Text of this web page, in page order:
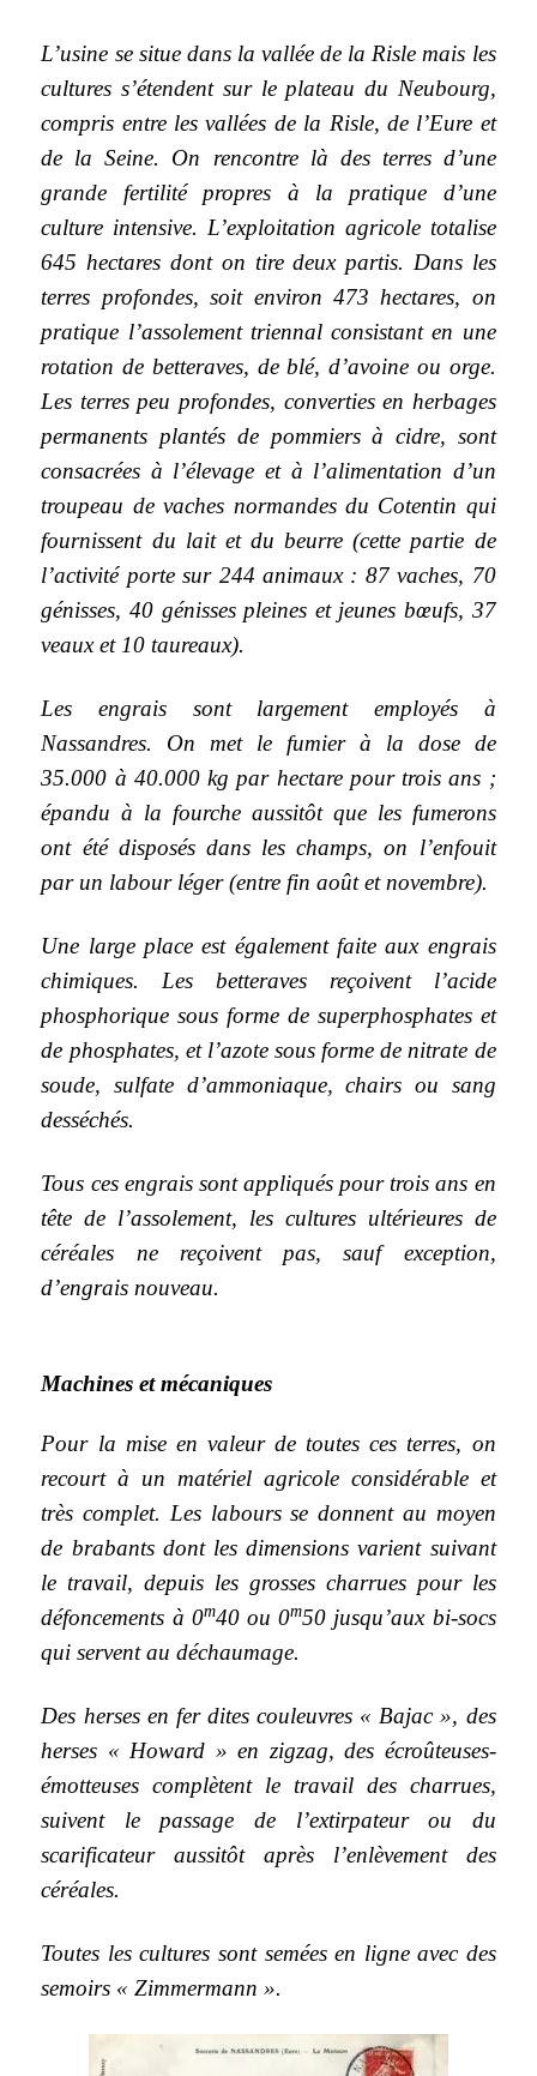
L’usine se situe dans la vallée de la Risle mais les
cultures s’étendent sur le plateau du Neubourg,
compris entre les vallées de la Risle, de l’Eure et
de la Seine. On rencontre là des terres d’une
grande fertilité propres à la pratique d’une
culture intensive. L’exploitation agricole totalise
645 hectares dont on tire deux partis. Dans les
terres profondes, soit environ 473 hectares, on
pratique l’assolement triennal consistant en une
rotation de betteraves, de blé, d’avoine ou orge.
Les terres peu profondes, converties en herbages
permanents plantés de pommiers à cidre, sont
consacrées à l’élevage et à l’alimentation d’un
troupeau de vaches normandes du Cotentin qui
fournissent du lait et du beurre (cette partie de
l’activité porte sur 244 animaux : 87 vaches, 70
génisses, 40 génisses pleines et jeunes bœufs, 37
veaux et 10 taureaux).
Les engrais sont largement employés à
Nassandres. On met le fumier à la dose de
35.000 à 40.000 kg par hectare pour trois ans ;
épandu à la fourche aussitôt que les fumerons
ont été disposés dans les champs, on l’enfouit
par un labour léger (entre fin août et novembre).
Une large place est également faite aux engrais
chimiques. Les betteraves reçoivent l’acide
phosphorique sous forme de superphosphates et
de phosphates, et l’azote sous forme de nitrate de
soude, sulfate d’ammoniaque, chairs ou sang
desséchés.
Tous ces engrais sont appliqués pour trois ans en
tête de l’assolement, les cultures ultérieures de
céréales ne reçoivent pas, sauf exception,
d’engrais nouveau.
Machines et mécaniques
Pour la mise en valeur de toutes ces terres, on
recourt à un matériel agricole considérable et
très complet. Les labours se donnent au moyen
de brabants dont les dimensions varient suivant
le travail, depuis les grosses charrues pour les
défoncements à 0m40 ou 0m50 jusqu’aux bi-socs
qui servent au déchaumage.
Des herses en fer dites couleuvres « Bajac », des
herses « Howard » en zigzag, des écroûteuses-
émotteuses complètent le travail des charrues,
suivent le passage de l’extirpateur ou du
scarificateur aussitôt après l’enlèvement des
céréales.
Toutes les cultures sont semées en ligne avec des
semoirs « Zimmermann ».